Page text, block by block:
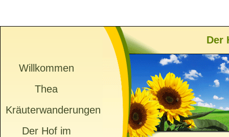
Willkommen
Thea
Kräuterwanderungen
Der Hof im
Der